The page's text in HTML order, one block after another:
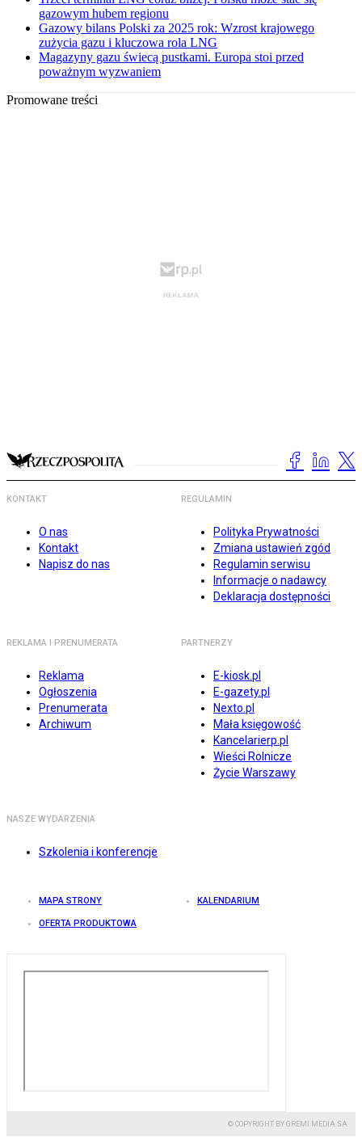
gazowym hubem regionu
Gazowy bilans Polski za 2025 rok: Wzrost krajowego
zużycia gazu i kluczowa rola LNG
Magazyny gazu świecą pustkami. Europa stoi przed
poważnym wyzwaniem
Promowane treści
KONTAKT
O nas
Kontakt
Napisz do nas
REGULAMIN
Polityka Prywatności
Zmiana ustawień zgód
Regulamin serwisu
Informacje o nadawcy
Deklaracja dostępności
REKLAMA I PRENUMERATA
Reklama
Ogłoszenia
Prenumerata
Archiwum
PARTNERZY
E-kiosk.pl
E-gazety.pl
Nexto.pl
Mała księgowość
Kancelarierp.pl
Wieści Rolnicze
Życie Warszawy
NASZE WYDARZENIA
Szkolenia i konferencje
MAPA STRONY KALENDARIUM
OFERTA PRODUKTOWA
© COPYRIGHT BY GREMI MEDIA SA